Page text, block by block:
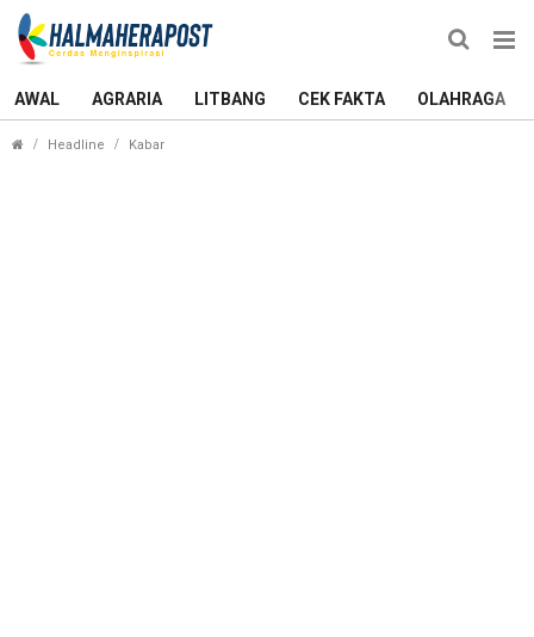
AWAL AGRARIA LITBANG CEK FAKTA OLAHRAGA
Headline Kabar